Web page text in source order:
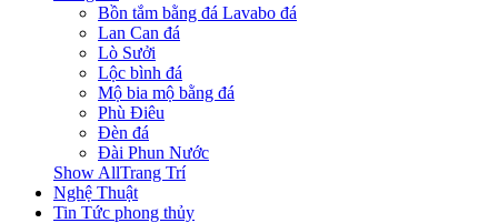
Bồn tắm bằng đá Lavabo đá
Lan Can đá
Lò Sưởi
Lộc bình đá
Mộ bia mộ bằng đá
Phù Điêu
Đèn đá
Đài Phun Nước
Show AllTrang Trí
Nghệ Thuật
Tin Tức phong thủy